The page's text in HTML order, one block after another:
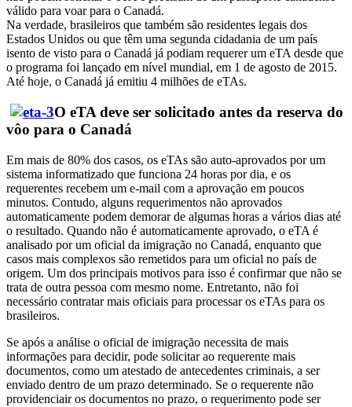
válido para voar para o Canadá.
Na verdade, brasileiros que também são residentes legais dos
Estados Unidos ou que têm uma segunda cidadania de um país
isento de visto para o Canadá já podiam requerer um eTA desde que
o programa foi lançado em nível mundial, em 1 de agosto de 2015.
Até hoje, o Canadá já emitiu 4 milhões de eTAs.
O eTA deve ser solicitado antes da reserva do
vôo para o Canadá
Em mais de 80% dos casos, os eTAs são auto-aprovados por um
sistema informatizado que funciona 24 horas por dia, e os
requerentes recebem um e-mail com a aprovação em poucos
minutos. Contudo, alguns requerimentos não aprovados
automaticamente podem demorar de algumas horas a vários dias até
o resultado. Quando não é automaticamente aprovado, o eTA é
analisado por um oficial da imigração no Canadá, enquanto que
casos mais complexos são remetidos para um oficial no país de
origem. Um dos principais motivos para isso é confirmar que não se
trata de outra pessoa com mesmo nome. Entretanto, não foi
necessário contratar mais oficiais para processar os eTAs para os
brasileiros.
Se após a análise o oficial de imigração necessita de mais
informações para decidir, pode solicitar ao requerente mais
documentos, como um atestado de antecedentes criminais, a ser
enviado dentro de um prazo determinado. Se o requerente não
providenciair os documentos no prazo, o requerimento pode ser